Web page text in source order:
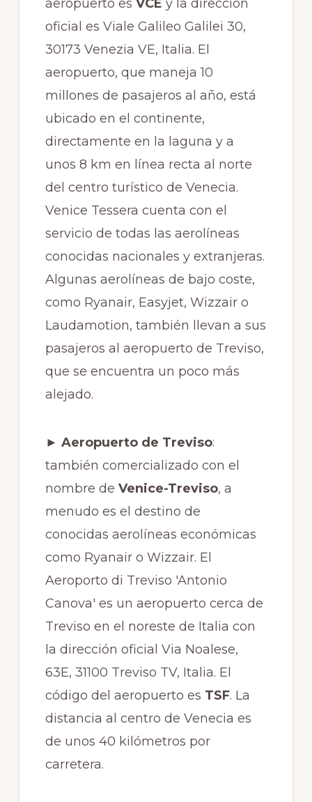
aeropuerto es VCE y la dirección
oficial es Viale Galileo Galilei 30,
30173 Venezia VE, Italia. El
aeropuerto, que maneja 10
millones de pasajeros al año, está
ubicado en el continente,
directamente en la laguna y a
unos 8 km en línea recta al norte
del centro turístico de Venecia.
Venice Tessera cuenta con el
servicio de todas las aerolíneas
conocidas nacionales y extranjeras.
Algunas aerolíneas de bajo coste,
como Ryanair, Easyjet, Wizzair o
Laudamotion, también llevan a sus
pasajeros al aeropuerto de Treviso,
que se encuentra un poco más
alejado.
► Aeropuerto de Treviso:
también comercializado con el
nombre de Venice-Treviso, a
menudo es el destino de
conocidas aerolíneas económicas
como Ryanair o Wizzair. El
Aeroporto di Treviso 'Antonio
Canova' es un aeropuerto cerca de
Treviso en el noreste de Italia con
la dirección oficial Via Noalese,
63E, 31100 Treviso TV, Italia. El
código del aeropuerto es TSF. La
distancia al centro de Venecia es
de unos 40 kilómetros por
carretera.